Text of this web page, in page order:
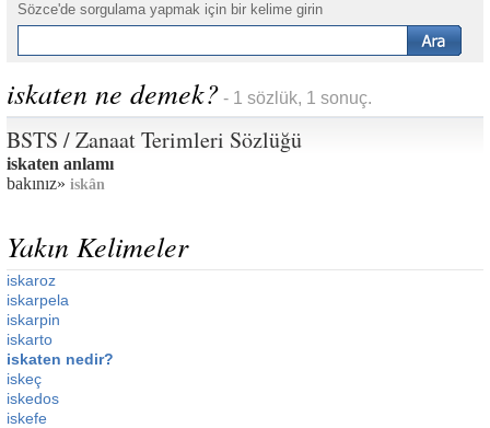
Sözce'de sorgulama yapmak için bir kelime girin
iskaten ne demek? - 1 sözlük, 1 sonuç.
BSTS / Zanaat Terimleri Sözlüğü
iskaten anlamı
bakınız» iskân
Yakın Kelimeler
iskaroz
iskarpela
iskarpin
iskarto
iskaten nedir?
iskeç
iskedos
iskefe